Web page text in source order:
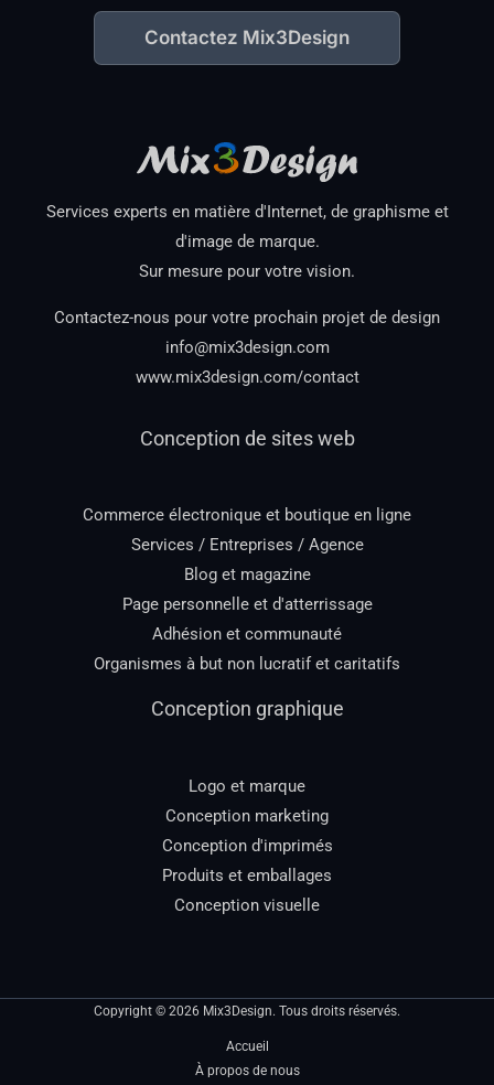
Contactez Mix3Design
Services experts en matière d'Internet, de graphisme et
d'image de marque.
Sur mesure pour votre vision.
Contactez-nous pour votre prochain projet de design
info@mix3design.com
www.mix3design.com/contact
Conception de sites web
Commerce électronique et boutique en ligne
Services / Entreprises / Agence
Blog et magazine
Page personnelle et d'atterrissage
Adhésion et communauté
Organismes à but non lucratif et caritatifs
Conception graphique
Logo et marque
Conception marketing
Conception d'imprimés
Produits et emballages
Conception visuelle
Copyright © 2026 Mix3Design. Tous droits réservés.
Accueil
À propos de nous